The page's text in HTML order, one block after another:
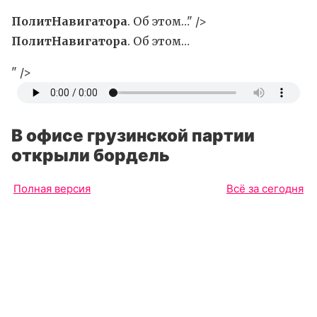
ПолитНавигатора. Об этом…" />
ПолитНавигатора. Об этом…
" />
В офисе грузинской партии
открыли бордель
Полная версия Всё за сегодня